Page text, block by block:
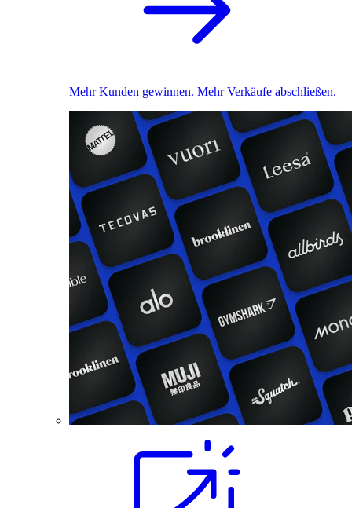
Mehr Kunden gewinnen. Mehr Verkäufe abschließen.